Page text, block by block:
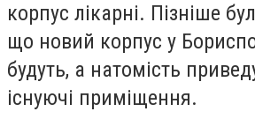
корпус лікарні. Пізніше
що новий корпус у
будуть, а натомість
існуючі приміщення.